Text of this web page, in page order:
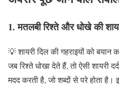
1. मतलबी रिश्ते और धोखे की
💡 शायरी दिल की गहराइयों को
जब रिश्ते धोखा देते हैं, तो ऐसी
मदद करती है, जो शब्दों से परे होता